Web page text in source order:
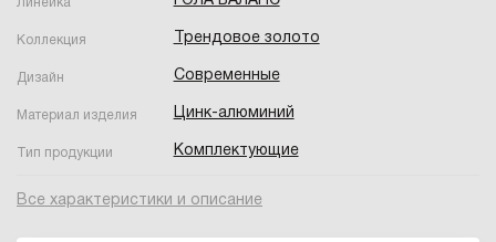
Линейка
Коллекция Трендовое золото
Дизайн Современные
Материал изделия Цинк-алюминий
Тип продукции Комплектующие
Все характеристики и описание